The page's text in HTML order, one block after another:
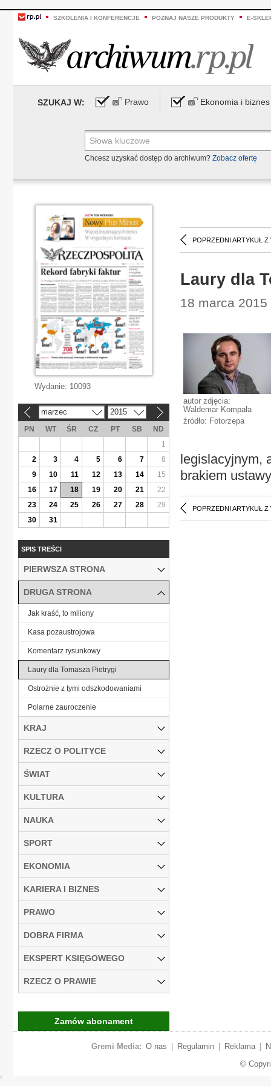
SZKOLENIA I KONFERENCJE POZNAJ NASZE PRODUKTY E-
SZUKAJ W: Prawo Ekonomia i biznes
Chcesz uzyskać dostęp do archiwum? Zobacz ofertę
POPRZEDNI ARTYKUŁ Z
Laury dla
18 marca
autor zdjęcia:
Waldemar Kompała
źródło: Fotorzepa
legislacyjnym,
brakiem
POPRZEDNI ARTYKUŁ Z
Wydanie: 10093
marzec 2015
PN WT ŚR CZ PT SB
ND
1
2
3 4 5 6 7
8
9
10 11 12 13 14
15
16
17 18 19 20 21
22
23
24 25 26 27 28
29
30
31
SPIS TREŚCI
PIERWSZA STRONA
DRUGA STRONA
Jak kraść, to miliony
Kasa pozaustrojowa
Komentarz rysunkowy
Laury dla Tomasza Pietrygi
Ostrożnie z tymi odszkodowaniami
Polarne zauroczenie
KRAJ
RZECZ O POLITYCE
ŚWIAT
KULTURA
NAUKA
SPORT
EKONOMIA
KARIERA I BIZNES
PRAWO
DOBRA FIRMA
EKSPERT KSIĘGOWEGO
RZECZ O PRAWIE
Zamów abonament
Gremi Media: O nas Regulamin Reklama
©